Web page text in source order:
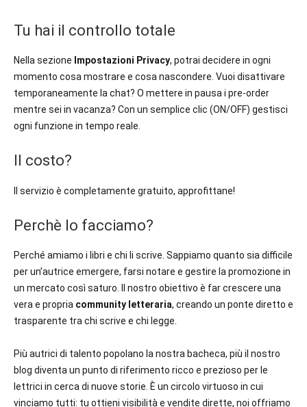
Tu hai il controllo totale
Nella sezione Impostazioni Privacy, potrai decidere in ogni
momento cosa mostrare e cosa nascondere. Vuoi disattivare
temporaneamente la chat? O mettere in pausa i pre-order
mentre sei in vacanza? Con un semplice clic (ON/OFF) gestisci
ogni funzione in tempo reale.
Il costo?
Il servizio è completamente gratuito, approfittane!
Perchè lo facciamo?
Perché amiamo i libri e chi li scrive. Sappiamo quanto sia difficile
per un’autrice emergere, farsi notare e gestire la promozione in
un mercato così saturo. Il nostro obiettivo è far crescere una
vera e propria community letteraria, creando un ponte diretto e
trasparente tra chi scrive e chi legge.
Più autrici di talento popolano la nostra bacheca, più il nostro
blog diventa un punto di riferimento ricco e prezioso per le
lettrici in cerca di nuove storie. È un circolo virtuoso in cui
vinciamo tutti: tu ottieni visibilità e vendite dirette, noi offriamo